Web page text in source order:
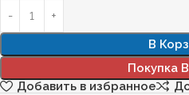
В
Покупка
Добавить в избранное